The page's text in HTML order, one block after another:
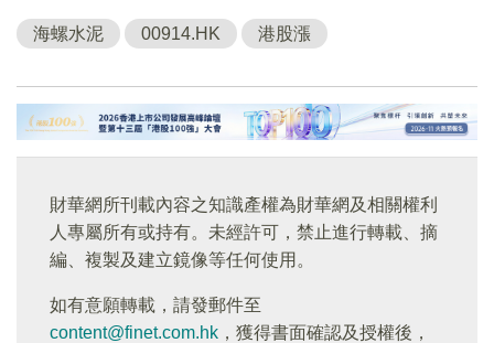
海螺水泥 00914.HK 港股漲
財華網所刊載內容之知識產權為財華網及相關權利
人專屬所有或持有。未經許可，禁止進行轉載、摘
編、複製及建立鏡像等任何使用。
如有意願轉載，請發郵件至
content@finet.com.hk ，獲得書面確認及授權後，